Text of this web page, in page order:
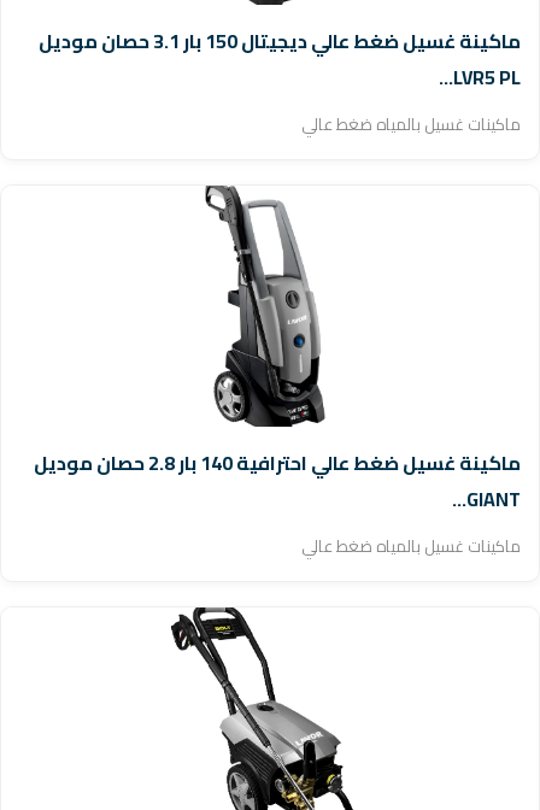
ماكينة غسيل ضغط عالي ديجيتال 150 بار 3.1 حصان موديل
LVR5 PL...
ماكينات غسيل بالمياه ضغط عالي
ماكينة غسيل ضغط عالي احترافية 140 بار 2.8 حصان موديل
GIANT...
ماكينات غسيل بالمياه ضغط عالي